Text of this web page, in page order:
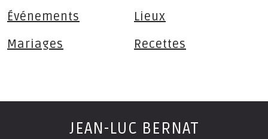
Événements
Lieux
Mariages
Recettes
JEAN-LUC BERNAT